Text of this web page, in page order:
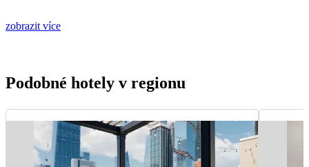
zobrazit více
Podobné hotely v regionu